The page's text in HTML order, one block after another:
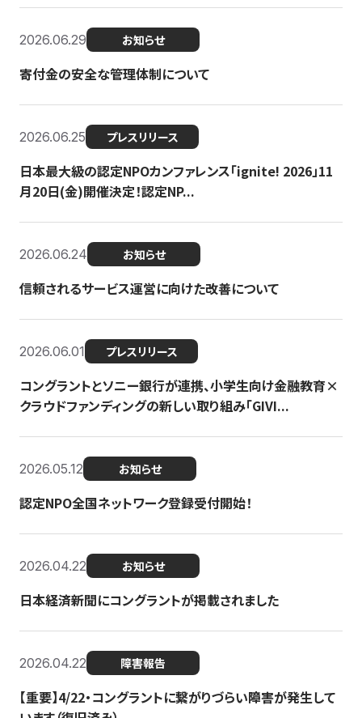
2026.06.29 お知らせ
寄付金の安全な管理体制について
2026.06.25 プレスリリース
日本最大級の認定NPOカンファレンス「ignite! 2026」11
月20日(金)開催決定！認定NP...
2026.06.24 お知らせ
信頼されるサービス運営に向けた改善について
2026.06.01 プレスリリース
コングラントとソニー銀行が連携、小学生向け金融教育×
クラウドファンディングの新しい取り組み「GIVI...
2026.05.12 お知らせ
認定NPO全国ネットワーク登録受付開始！
2026.04.22 お知らせ
日本経済新聞にコングラントが掲載されました
2026.04.22 障害報告
【重要】4/22・コングラントに繋がりづらい障害が発生して